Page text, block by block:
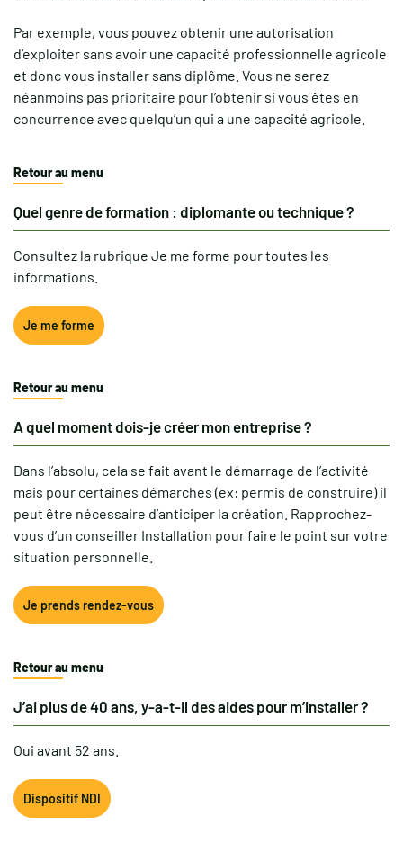
Par exemple, vous pouvez obtenir une autorisation
d’exploiter sans avoir une capacité professionnelle agricole
et donc vous installer sans diplôme. Vous ne serez
néanmoins pas prioritaire pour l’obtenir si vous êtes en
concurrence avec quelqu’un qui a une capacité agricole.
Retour au menu
Quel genre de formation : diplomante ou technique ?
Consultez la rubrique Je me forme pour toutes les
informations.
Je me forme
Retour au menu
A quel moment dois-je créer mon entreprise ?
Dans l’absolu, cela se fait avant le démarrage de l’activité
mais pour certaines démarches (ex: permis de construire) il
peut être nécessaire d’anticiper la création. Rapprochez-
vous d’un conseiller Installation pour faire le point sur votre
situation personnelle.
Je prends rendez-vous
Retour au menu
J’ai plus de 40 ans, y-a-t-il des aides pour m’installer ?
Oui avant 52 ans.
Dispositif NDI